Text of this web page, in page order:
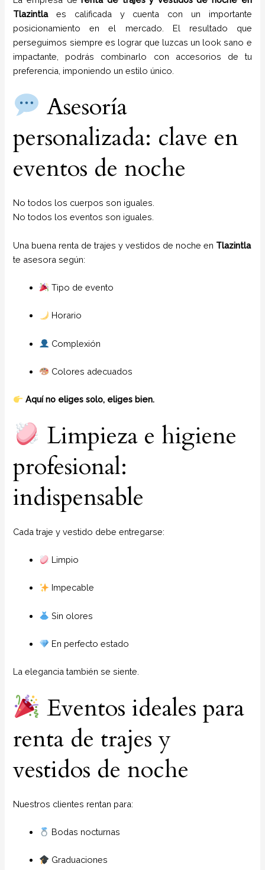
Tlazintla
es calificada y cuenta con un importante
posicionamiento en el mercado. El resultado que
perseguimos siempre es lograr que luzcas un look sano e
impactante, podrás combinarlo con accesorios de tu
preferencia, imponiendo un estilo único.
Asesoría
personalizada: clave en
eventos de noche
No todos los cuerpos son iguales.
No todos los eventos son iguales.
Una buena renta de trajes y vestidos de noche en Tlazintla
te asesora según:
Tipo de evento
Horario
Complexión
Colores adecuados
Aquí no eliges solo, eliges bien.
Limpieza e higiene
profesional:
indispensable
Cada traje y vestido debe entregarse:
Limpio
Impecable
Sin olores
En perfecto estado
La elegancia también se siente.
Eventos ideales para
renta de trajes y
vestidos de noche
Nuestros clientes rentan para:
Bodas nocturnas
Graduaciones